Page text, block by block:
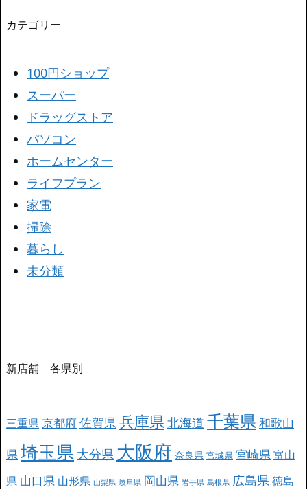
カテゴリー
100円ショップ
スーパー
ドラッグストア
パソコン
ホームセンター
ライフプラン
家電
掃除
暮らし
未分類
新店舗 各県別
三重県京都府佐賀県 兵庫県北海道 千葉県 和歌山
県 埼玉県 大分県 大阪府 奈良県 宮城県 宮崎県 富山
県 山口県 山形県 山梨県 岐阜県 岡山県 岩手県 島根県 広島県 徳島